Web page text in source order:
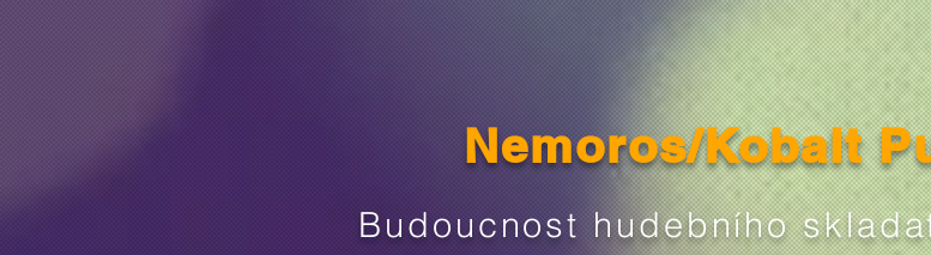
Nemoros/Kobalt
Budoucnost hudebního